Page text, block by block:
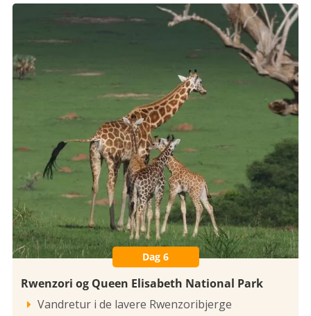
Dag 6
Rwenzori og Queen Elisabeth National Park
 Vandretur i de lavere Rwenzoribjerge